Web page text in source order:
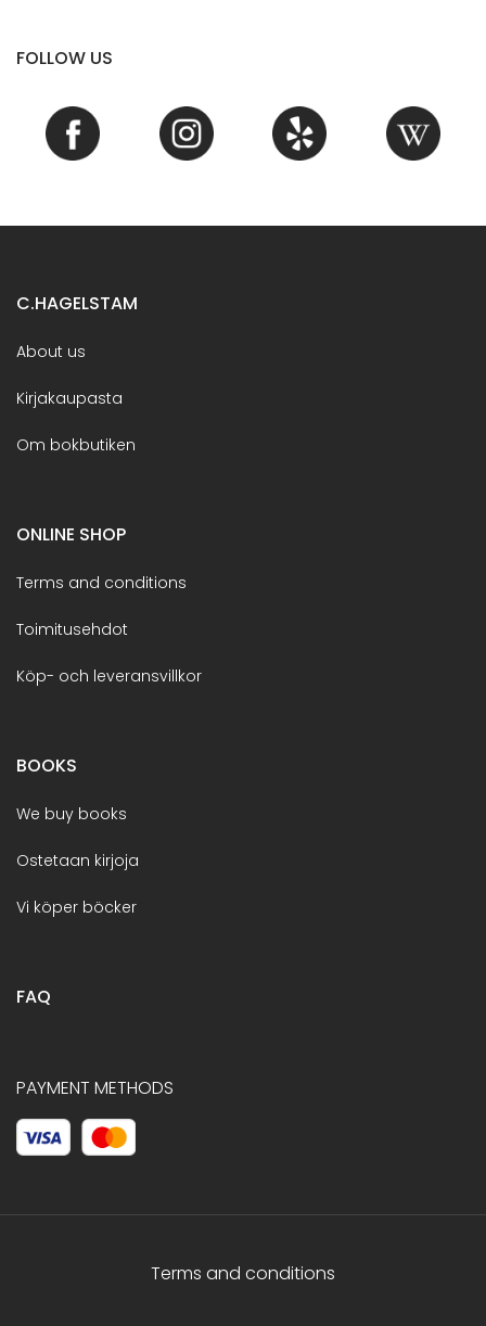
FOLLOW US
C.HAGELSTAM
About us
Kirjakaupasta
Om bokbutiken
ONLINE SHOP
Terms and conditions
Toimitusehdot
Köp- och leveransvillkor
BOOKS
We buy books
Ostetaan kirjoja
Vi köper böcker
FAQ
PAYMENT METHODS
Terms and conditions